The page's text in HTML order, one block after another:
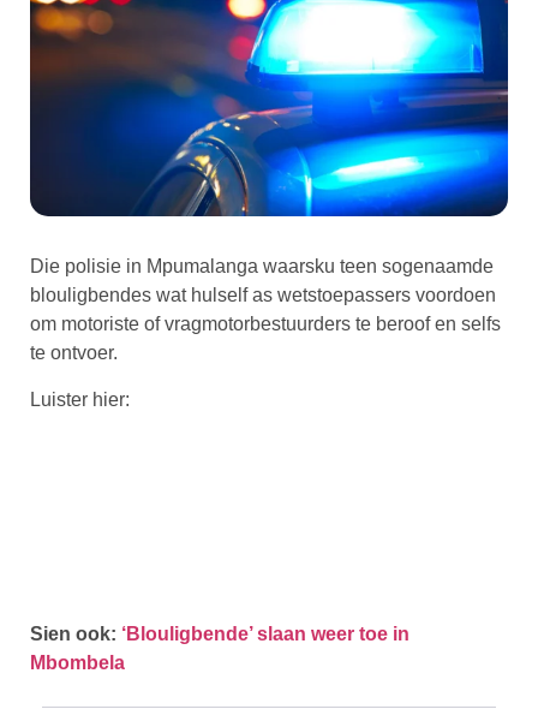
Die polisie in Mpumalanga waarsku teen sogenaamde
blouligbendes wat hulself as wetstoepassers voordoen
om motoriste of vragmotorbestuurders te beroof en selfs
te ontvoer.
Luister hier:
Sien ook: ‘Blouligbende’ slaan weer toe in
Mbombela